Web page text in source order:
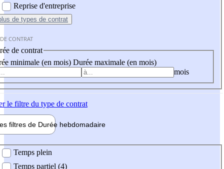
Reprise d'entreprise
de types de contrat
CONTRAT
de contrat
minimale (en mois) Durée maximale (en mois)
mois
le filtre du type de contrat
filtres de Durée hebdomadaire
Temps plein
Temps partiel (4)